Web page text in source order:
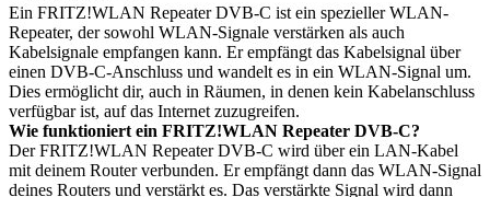
Ein FRITZ!WLAN Repeater DVB-C ist ein spezieller WLAN-
Repeater, der sowohl WLAN-Signale verstärken als auch
Kabelsignale empfangen kann. Er empfängt das Kabelsignal über
einen DVB-C-Anschluss und wandelt es in ein WLAN-Signal um.
Dies ermöglicht dir, auch in Räumen, in denen kein Kabelanschluss
verfügbar ist, auf das Internet zuzugreifen.
Wie funktioniert ein FRITZ!WLAN Repeater DVB-C?
Der FRITZ!WLAN Repeater DVB-C wird über ein LAN-Kabel
mit deinem Router verbunden. Er empfängt dann das WLAN-Signal
deines Routers und verstärkt es. Das verstärkte Signal wird dann